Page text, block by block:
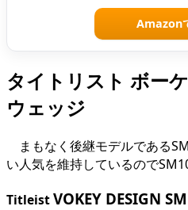
Amazon
タイトリスト ボー
ウェッジ
まもなく後継モデルである
い人気を維持しているので
TitleistVOKEY DESIGN